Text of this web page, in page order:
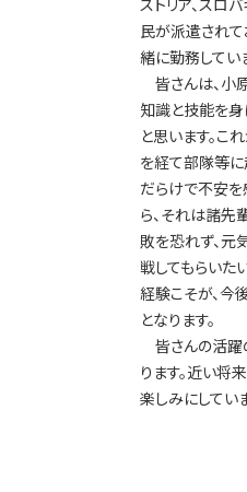
民が派遣されて
緒に勤務してい
皆さんは、小
知識と技能を身
と思います。こ
を経て部隊等
だらけで不安を
ら、それは諸先
敗を恐れず、元
戦してもらいた
経験こそが、
となります。
皆さんの活躍
ります。近い将
楽しみにしてい